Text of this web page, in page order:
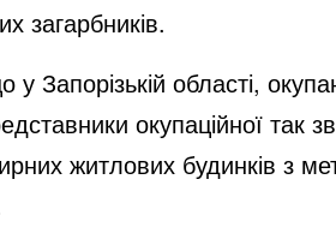
загарбників.
Запорізькій області,
окупаційної так
житлових будинків з